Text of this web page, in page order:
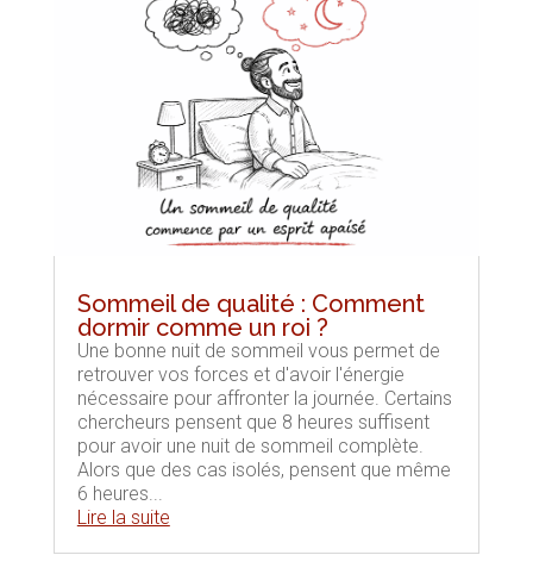
Sommeil de qualité : Comment
dormir comme un roi ?
Une bonne nuit de sommeil vous permet de
retrouver vos forces et d'avoir l'énergie
nécessaire pour affronter la journée. Certains
chercheurs pensent que 8 heures suffisent
pour avoir une nuit de sommeil complète.
Alors que des cas isolés, pensent que même
6 heures...
Lire la suite